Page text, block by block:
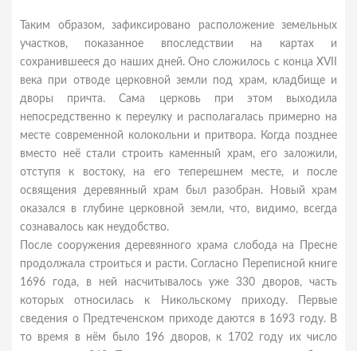
Таким образом, зафиксировано расположение земельных
участков, показанное впоследствии на картах и
сохранившееся до наших дней. Оно сложилось с конца XVII
века при отводе церковной земли под храм, кладбище и
дворы причта. Сама церковь при этом выходила
непосредственно к переулку и располагалась примерно на
месте современной колокольни и притвора. Когда позднее
вместо неё стали строить каменный храм, его заложили,
отступя к востоку, на его теперешнем месте, и после
освящения деревянный храм был разобран. Новый храм
оказался в глубине церковной земли, что, видимо, всегда
сознавалось как неудобство.
После сооружения деревянного храма слобода на Пресне
продолжала строиться и расти. Согласно Переписной книге
1696 года, в ней насчитывалось уже 330 дворов, часть
которых относилась к Никольскому приходу. Первые
сведения о Предтеченском приходе даются в 1693 году. В
то время в нём было 196 дворов, к 1702 году их число